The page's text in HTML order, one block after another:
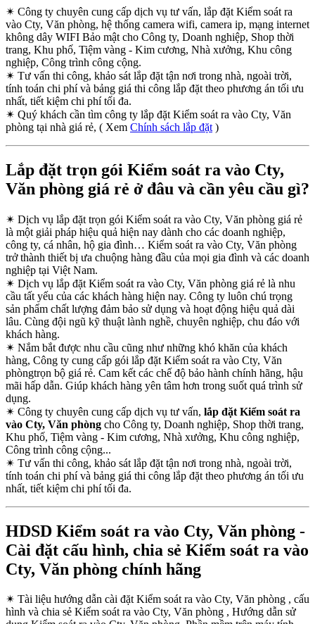
✴ Công ty chuyên cung cấp dịch vụ tư vấn, lắp đặt Kiểm soát ra
vào Cty, Văn phòng, hệ thống camera wifi, camera ip, mạng internet
không dây WIFI Bảo mật cho Công ty, Doanh nghiệp, Shop thời
trang, Khu phố, Tiệm vàng - Kim cương, Nhà xưởng, Khu công
nghiệp, Công trình công cộng.
✴ Tư vấn thi công, khảo sát lắp đặt tận nơi trong nhà, ngoài trời,
tính toán chi phí và bảng giá thi công lắp đặt theo phương án tối ưu
nhất, tiết kiệm chi phí tối đa.
✴ Quý khách cần tìm công ty lắp đặt Kiểm soát ra vào Cty, Văn
phòng tại nhà giá rẻ, ( Xem Chính sách lắp đặt )
Lắp đặt trọn gói Kiểm soát ra vào Cty,
Văn phòng giá rẻ ở đâu và cần yêu cầu gì?
✴ Dịch vụ lắp đặt trọn gói Kiểm soát ra vào Cty, Văn phòng giá rẻ
là một giải pháp hiệu quả hiện nay dành cho các doanh nghiệp,
công ty, cá nhân, hộ gia đình… Kiểm soát ra vào Cty, Văn phòng
trở thành thiết bị ưa chuộng hàng đầu của mọi gia đình và các doanh
nghiệp tại Việt Nam.
✴ Dịch vụ lắp đặt Kiểm soát ra vào Cty, Văn phòng giá rẻ là nhu
cầu tất yếu của các khách hàng hiện nay. Công ty luôn chú trọng
sản phẩm chất lượng đảm bảo sử dụng và hoạt động hiệu quả dài
lâu. Cùng đội ngũ kỹ thuật lành nghề, chuyên nghiệp, chu đáo với
khách hàng.
✴ Nắm bắt được nhu cầu cũng như những khó khăn của khách
hàng, Công ty cung cấp gói lắp đặt Kiểm soát ra vào Cty, Văn
phòngtrọn bộ giá rẻ. Cam kết các chế độ bảo hành chính hãng, hậu
mãi hấp dẫn. Giúp khách hàng yên tâm hơn trong suốt quá trình sử
dụng.
✴ Công ty chuyên cung cấp dịch vụ tư vấn, lắp đặt Kiểm soát ra
vào Cty, Văn phòng cho Công ty, Doanh nghiệp, Shop thời trang,
Khu phố, Tiệm vàng - Kim cương, Nhà xưởng, Khu công nghiệp,
Công trình công cộng...
✴ Tư vấn thi công, khảo sát lắp đặt tận nơi trong nhà, ngoài trời,
tính toán chi phí và bảng giá thi công lắp đặt theo phương án tối ưu
nhất, tiết kiệm chi phí tối đa.
HDSD Kiểm soát ra vào Cty, Văn phòng -
Cài đặt cấu hình, chia sẻ Kiểm soát ra vào
Cty, Văn phòng chính hãng
✴ Tài liệu hướng dẫn cài đặt Kiểm soát ra vào Cty, Văn phòng , cấu
hình và chia sẻ Kiểm soát ra vào Cty, Văn phòng , Hướng dẫn sử